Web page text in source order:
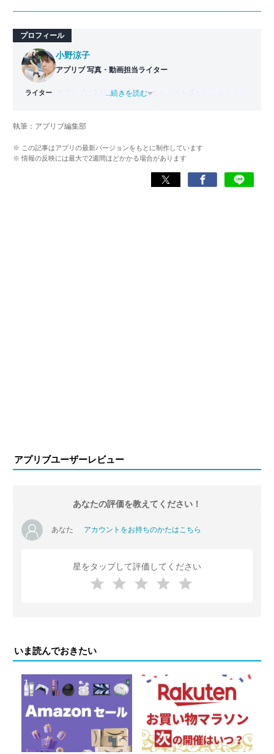
プロフィール
ライター
小野涼子
アプリブ 写真・動画担当ライター
アプリブに入社後、趣味であるカメラを活かし、カメラや
「誰でも本格的にアプリを使いこなせるようになるコンテ
...続きを読む
執筆：アプリブ編集部
※ この記事はアプリの最新バージョンをもとに制作しています
※ 情報の反映には最大で2週間ほどかかる場合があります
アプリブユーザーレビュー
あなたの評価を教えてください！
あなた アカウントをお持ちのかたはこちら
星をタップして評価してください
いま読んでおきたい